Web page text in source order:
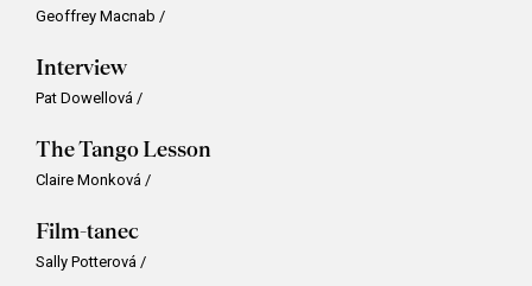
Geoffrey Macnab /
Interview
Pat Dowellová /
The Tango Lesson
Claire Monková /
Film-tanec
Sally Potterová /